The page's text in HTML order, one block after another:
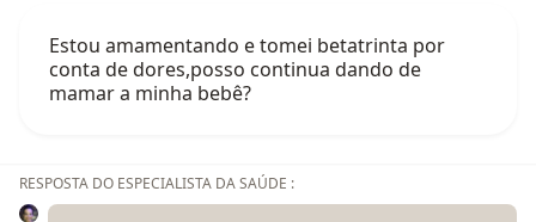
Estou amamentando e tomei betatrinta por
conta de dores,posso continua dando de
mamar a minha bebê?
RESPOSTA DO ESPECIALISTA DA SAÚDE :